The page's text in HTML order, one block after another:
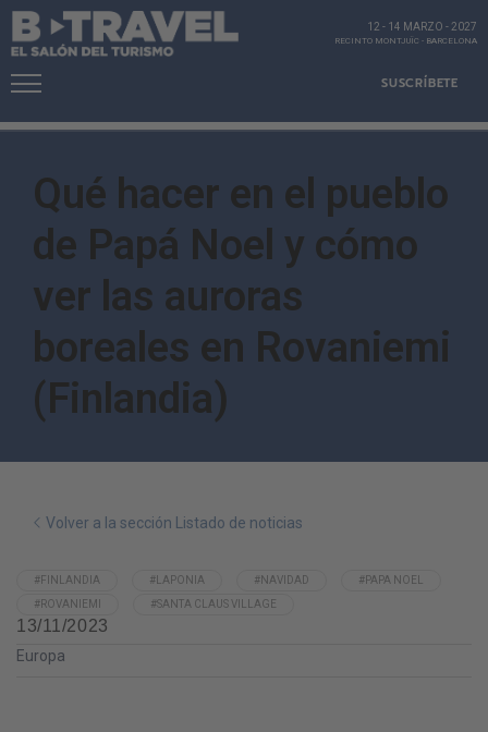
SUSCRÍBETE
12 - 14 MARZO -2027
RECINTO MONTJUÏC - BARCELONA
Qué hacer en el pueblo
de Papá Noel y cómo
ver las auroras
boreales en Rovaniemi
(Finlandia)
Volver a la sección Listado de noticias
#FINLANDIA #LAPONIA #NAVIDAD
#PAPA NOEL
#ROVANIEMI
#SANTA CLAUS VILLAGE
13/11/2023
Europa